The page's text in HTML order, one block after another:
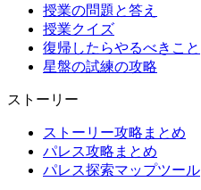
授業の問題と答え
授業クイズ
復帰したらやるべきこと
星盤の試練の攻略
ストーリー
ストーリー攻略まとめ
パレス攻略まとめ
パレス探索マップツール